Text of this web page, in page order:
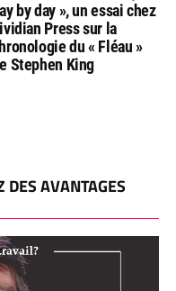
by day », un essai chez
Press sur la
du « Fléau »
Stephen King
DES AVANTAGES